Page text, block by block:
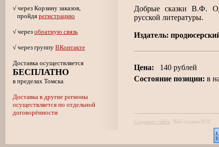
√ через Корзину заказов,
пройдя регистрацию
√ через обратную связь
√ через группу ВКонтакте
Доставка осуществляется
БЕСПЛАТНО
в пределах Томска
Доставка в другие регионы
осуществляется по отдельной
договорённости
Добрые сказки В.Ф.
русской литературы.
Издатель:
Цена:
140 рублей
Состояние позиции: в
Создание сайта: Веб-студия R70